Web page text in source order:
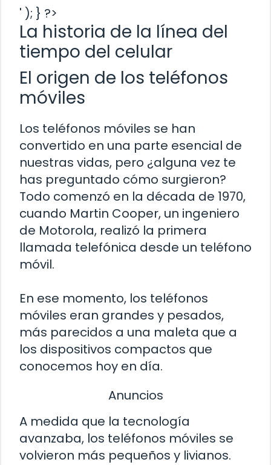
' ); } ?>
La historia de la línea del
tiempo del celular
El origen de los teléfonos
móviles
Los teléfonos móviles se han
convertido en una parte esencial de
nuestras vidas, pero ¿alguna vez te
has preguntado cómo surgieron?
Todo comenzó en la década de 1970,
cuando Martin Cooper, un ingeniero
de Motorola, realizó la primera
llamada telefónica desde un teléfono
móvil.
En ese momento, los teléfonos
móviles eran grandes y pesados,
más parecidos a una maleta que a
los dispositivos compactos que
conocemos hoy en día.
Anuncios
A medida que la tecnología
avanzaba, los teléfonos móviles se
volvieron más pequeños y livianos.